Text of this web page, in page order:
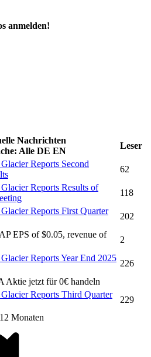
anmelden!
Nachrichten
Alle DE EN
Leser
Glacier Reports Second
62
Glacier Reports Results of
118
Glacier Reports First Quarter
202
EPS of $0.05, revenue of
2
Glacier Reports Year End 2025
226
Aktie jetzt für 0€ handeln
Glacier Reports Third Quarter
229
Monaten